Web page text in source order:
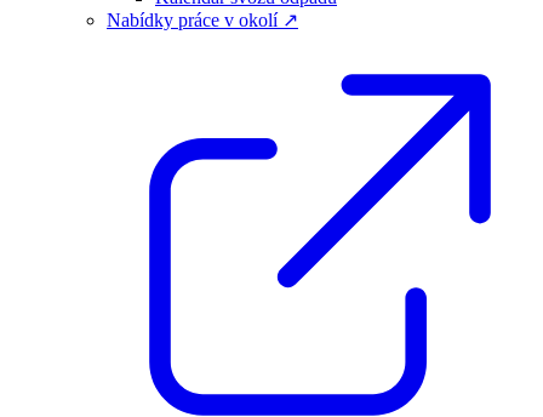
Nabídky práce v okolí ↗